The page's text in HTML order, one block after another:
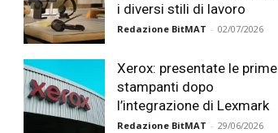
i diversi stili di lavoro
Redazione BitMAT - 02/07/2026
Xerox: presentate le prime
stampanti dopo
l’integrazione di Lexmark
Redazione BitMAT - 29/06/2026